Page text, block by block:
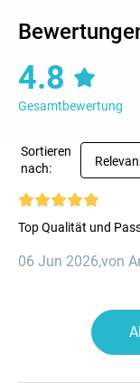
4.8
Gesamtbewertung
Sortieren
nach:
Top Qualität und
06 Jun 2026,von